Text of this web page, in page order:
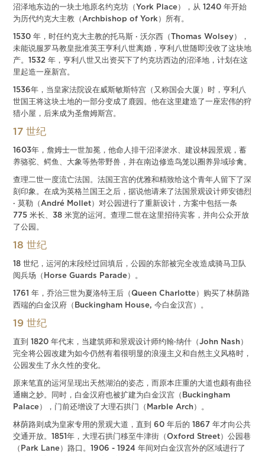
沼泽地东边的一块土地原名约克坊（York Place），从 1240 年开始
为历代约克大主教（Archbishop of York）所有。
1530 年，时任约克大主教的托马斯 · 沃尔西（Thomas Wolsey），
未能说服罗马教皇批准英王亨利八世离婚，亨利八世随即没收了这块地
产。1532 年，亨利八世又出资买下了约克坊西边的沼泽地，计划在这
里起造一座新宫。
1536年，当皇家法院设在威斯敏斯特宫（又称国会大厦）时，亨利八
世国王将这块土地的一部分变成了鹿园。他在这里建造了一座宏伟的狩
猎小屋，后来成为圣詹姆斯宫。
17 世纪
1603年，詹姆士一世加冕，他命人排干沼泽淤水、建设林园景观，蓄
养骆驼、鳄鱼、大象等热带野兽，并在南边修造鸟笼以圈养异域珍禽。
查理二世一度流亡法国。法国王宫的优雅和精致给这个青年人留下了深
刻印象。在成为英格兰国王之后，据说他请来了法国景观设计师安德烈
· 莫勒（André Mollet）对公园进行了重新设计，方案中包括一条
775 米长、38 米宽的运河。查理二世在这里招待宾客，并向公众开放
了公园。
18 世纪
18 世纪，运河的末段经过回填后，公园的东部被完全改造成骑马卫队
阅兵场（Horse Guards Parade）。
1761 年，乔治三世为夏洛特王后（Queen Charlotte）购买了林荫路
西端的白金汉府（Buckingham House, 今白金汉宫）。
19 世纪
直到 1820 年代末，当建筑师和景观设计师约翰·纳什（John Nash）
完全将公园改建为如今仍然有着很明显的浪漫主义和自然主义风格时，
公园发生了永久性的变化。
原来笔直的运河呈现出天然湖泊的姿态，而原本庄重的大道也颇有曲径
通幽之妙。同时，白金汉府也被扩建为白金汉宫（Buckingham
Palace），门前还增设了大理石拱门（Marble Arch）。
林荫路则成为皇家专用的景观大道，直到 60 年后的 1867 年才向公共
交通开放。1851年，大理石拱门移至牛津街（Oxford Street）公园巷
（Park Lane）路口。1906 - 1924 年间对白金汉宫外的区域进行了